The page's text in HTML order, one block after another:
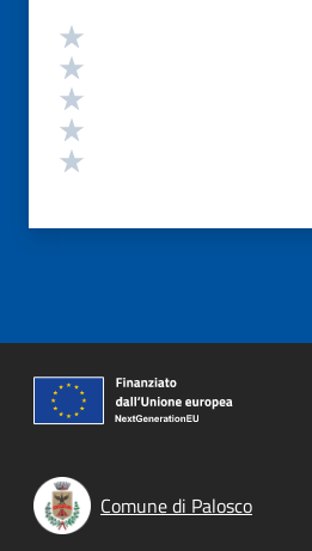
Valutazione
Comune di Palosco